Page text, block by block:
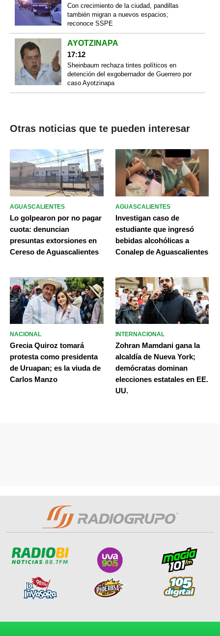
Con crecimiento de la ciudad, pandillas
también migran a nuevos espacios;
reconoce SSPE
AYOTZINAPA
17:12
Sheinbaum rechaza tintes políticos en
detención del exgobernador de Guerrero por
caso Ayotzinapa
Otras noticias que te pueden interesar
AGUASCALIENTES
Lo golpearon por no pagar
cuota: denuncian
presuntas extorsiones en
Cereso de Aguascalientes
AGUASCALIENTES
Investigan caso de
estudiante que ingresó
bebidas alcohólicas a
Conalep de Aguascalientes
NACIONAL
Grecia Quiroz tomará
protesta como presidenta
de Uruapan; es la viuda de
Carlos Manzo
INTERNACIONAL
Zohran Mamdani gana la
alcaldía de Nueva York;
demócratas dominan
elecciones estatales en EE.
UU.